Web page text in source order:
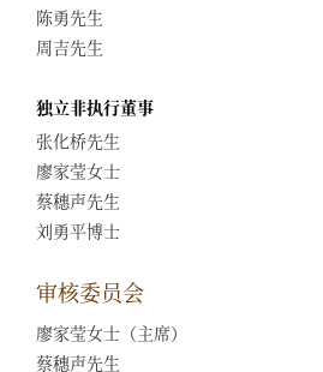
陈勇先生
周吉先生
独立非执行董事
张化桥先生
廖家莹女士
蔡穗声先生
刘勇平博士
审核委员会
廖家莹女士（主席）
蔡穗声先生